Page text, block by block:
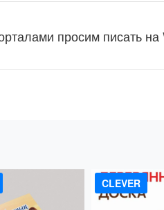
просим писать
CLEVER